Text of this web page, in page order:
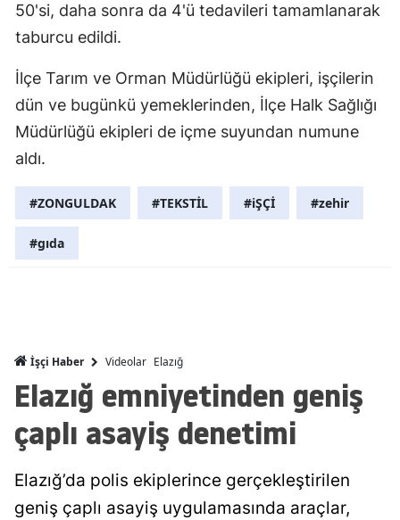
Hakkari
Hatay
Mersin
Kayseri
Kocaeli
50'si, daha sonra da 4'ü tedavileri tamamlanarak
taburcu edildi.
İlçe Tarım ve Orman Müdürlüğü ekipleri, işçilerin
dün ve bugünkü yemeklerinden, İlçe Halk Sağlığı
Müdürlüğü ekipleri de içme suyundan numune
aldı.
#ZONGULDAK #TEKSTİL #iŞÇİ #zehir
#gıda
İşçi Haber Videolar Elazığ
Elazığ emniyetinden geniş
çaplı asayiş denetimi
Elazığ’da polis ekiplerince gerçekleştirilen
geniş çaplı asayiş uygulamasında araçlar,